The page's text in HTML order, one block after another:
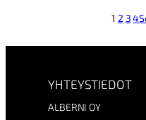
1 2 3 4
YHTEYSTIEDOT
ALBERNI OY